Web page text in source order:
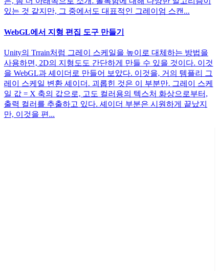
있는 것 같지만, 그 중에서도 대표적인 그레이엄 스캔...
WebGL에서 지형 편집 도구 만들기
Unity의 Trrain처럼 그레이 스케일을 높이로 대체하는 방법을
사용하면, 2D의 지형도도 간단하게 만들 수 있을 것이다. 이것
을 WebGL과 셰이더로 만들어 보았다. 이것을, 거의 템플리 그
레이 스케일 변환 셰이더. 괴롭힌 것은 이 부분만. 그레이 스케
일 값 = X 축의 값으로, 고도 컬러용의 텍스처 화상으로부터,
출력 컬러를 추출하고 있다. 셰이더 부분은 시원하게 끝났지
만, 이것을 편...